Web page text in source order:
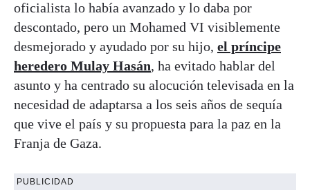
oficialista lo había avanzado y lo daba por
descontado, pero un Mohamed VI visiblemente
desmejorado y ayudado por su hijo, el príncipe
heredero Mulay Hasán, ha evitado hablar del
asunto y ha centrado su alocución televisada en la
necesidad de adaptarsa a los seis años de sequía
que vive el país y su propuesta para la paz en la
Franja de Gaza.
PUBLICIDAD